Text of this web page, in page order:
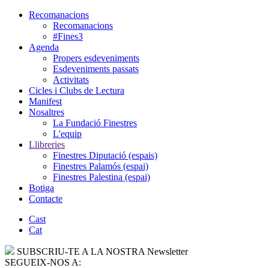
Recomanacions
Recomanacions
#Fines3
Agenda
Propers esdeveniments
Esdeveniments passats
Activitats
Cicles i Clubs de Lectura
Manifest
Nosaltres
La Fundació Finestres
L'equip
Llibreries
Finestres Diputació (espais)
Finestres Palamós (espai)
Finestres Palestina (espai)
Botiga
Contacte
Cast
Cat
SUBSCRIU-TE A LA NOSTRA Newsletter
SEGUEIX-NOS A: